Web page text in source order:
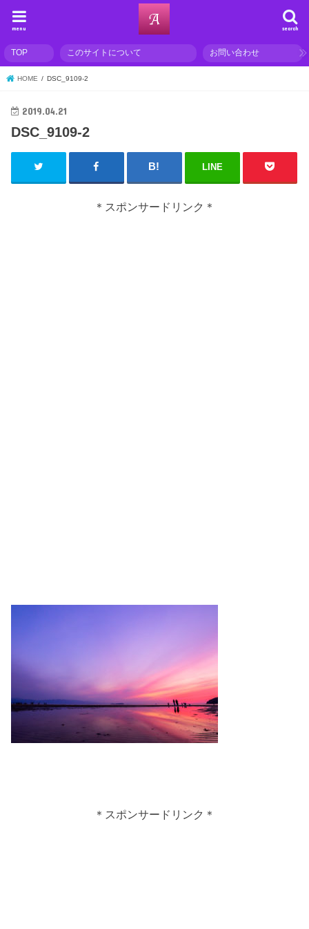
search
menu
TOP このサイトについて お問い合わせ
HOME DSC_9109-2
2019.04.21
DSC_9109-2
LINE
＊スポンサードリンク＊
＊スポンサードリンク＊